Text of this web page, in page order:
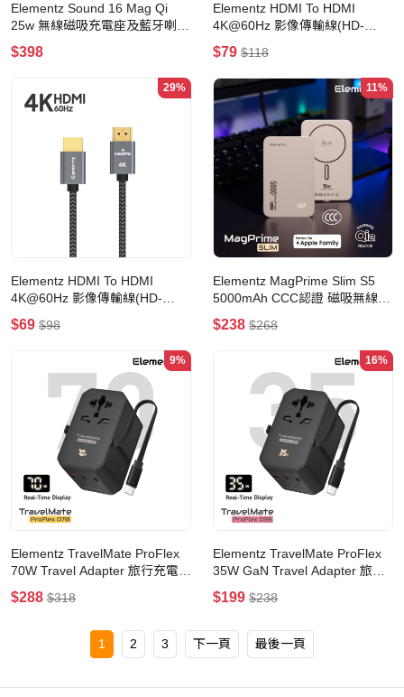
Elementz Sound 16 Mag Qi
25w 無線磁吸充電座及藍牙喇叭
(FC-S16)(黑色)
$398
Elementz HDMI To HDMI
4K@60Hz 影像傳輸線(HD-
200GY)(200cm)
$79 $118
29%
Elementz HDMI To HDMI
4K@60Hz 影像傳輸線(HD-
100GY)(100cm)
$69 $98
11%
Elementz MagPrime Slim S5
5000mAh CCC認證 磁吸無線行
動電源(PMP-S5)(鈦金色)
$238 $268
9%
Elementz TravelMate ProFlex
70W Travel Adapter 旅行充電器
(PT-D70)
$288 $318
16%
Elementz TravelMate ProFlex
35W GaN Travel Adapter 旅行
充電器(PT-D35)
$199 $238
1 2 3 下一頁 最後一頁